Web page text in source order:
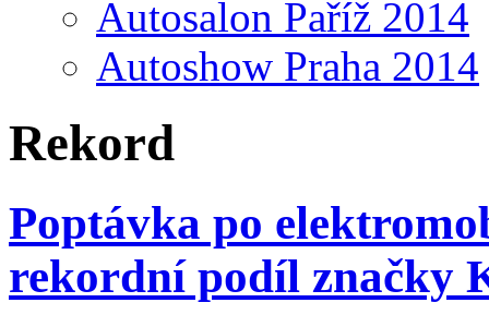
Autosalon Paříž 2014
Autoshow Praha 2014
Rekord
Poptávka po
rekordní podíl značky